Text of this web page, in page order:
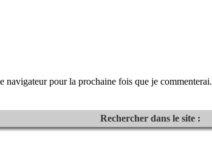
navigateur pour la prochaine fois que je commenterai.
Rechercher dans le site :